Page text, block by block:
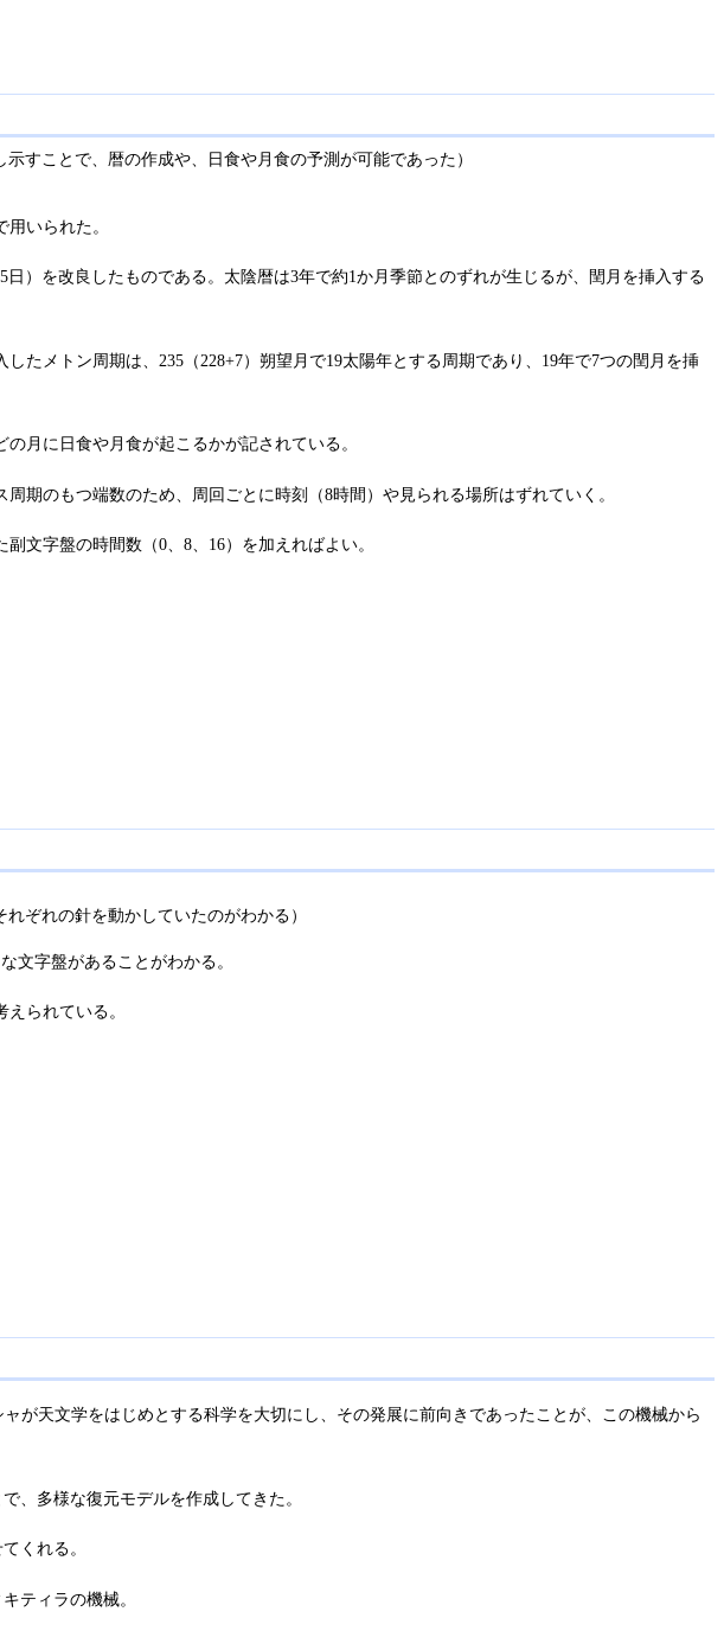
すことで、暦の作成や、日食や月食の予測が可能であった）
いられた。
日）を改良したものである。太陰暦は3年で約1か月季節とのずれが生じるが、閏月を挿入する
たメトン周期は、235（228+7）朔望月で19太陽年とする周期であり、19年で7つの閏月を挿
月に日食や月食が起こるかが記されている。
期のもつ端数のため、周回ごとに時刻（8時間）や見られる場所はずれていく。
文字盤の時間数（0、8、16）を加えればよい。
ぞれの針を動かしていたのがわかる）
文字盤があることがわかる。
られている。
が天文学をはじめとする科学を大切にし、その発展に前向きであったことが、この機械から
、多様な復元モデルを作成してきた。
くれる。
ティラの機械。